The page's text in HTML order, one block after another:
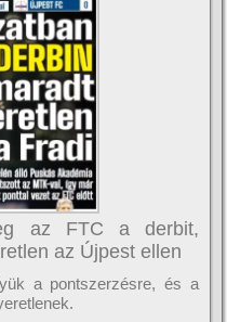
az FTC a derbit,
az Újpest ellen
a pontszerzésre, és a